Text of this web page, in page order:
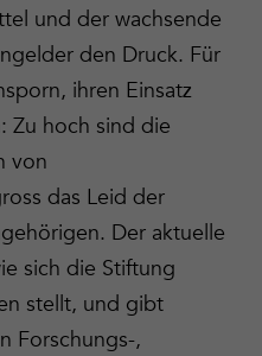
und der wachsende
den Druck. Für
ihren Einsatz
Zu hoch sind die
von
das Leid der
Der aktuelle
sich die Stiftung
stellt, und gibt
Forschungs-,